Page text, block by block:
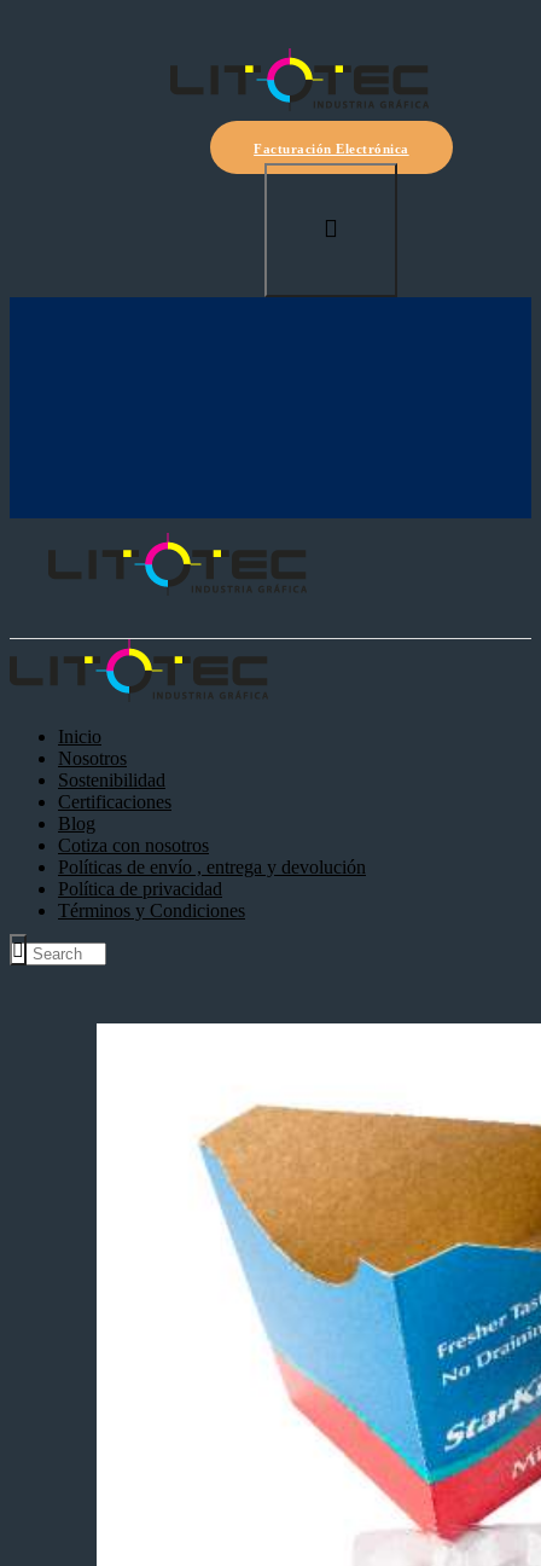
Facturación Electrónica
Inicio
Nosotros
Sostenibilidad
Certificaciones
Blog
Cotiza con nosotros
Políticas de envío , entrega y devolución
Política de privacidad
Términos y Condiciones